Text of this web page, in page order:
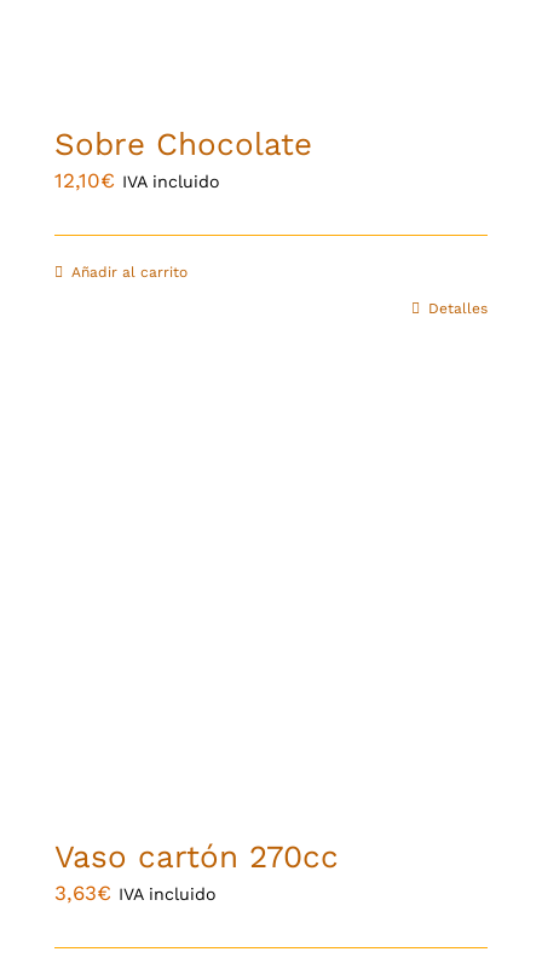
Sobre Chocolate
12,10€ IVA incluido
Añadir al carrito
Detalles
Vaso cartón 270cc
3,63€ IVA incluido